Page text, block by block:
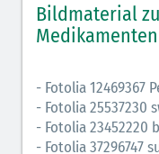
Bildmaterial
- Fotolia 12469367
- Fotolia 25537230
- Fotolia 23452220
- Fotolia 37296747